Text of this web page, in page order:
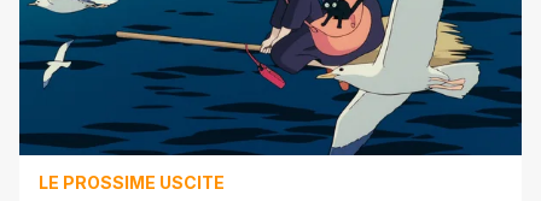
LE PROSSIME USCITE